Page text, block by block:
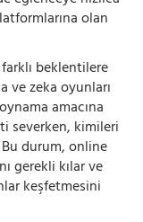
olan
beklentilere
ve zeka oyunları
amacına
severken, kimileri
durum, online
gerekli kılar ve
keşfetmesini